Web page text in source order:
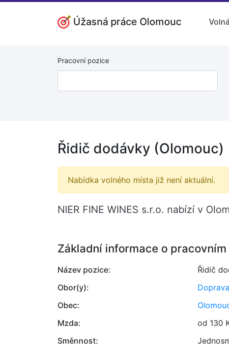
Úžasná práce Olomouc
Pracovní pozice
Řidič dodávky (Olomouc)
Nabídka volného místa již není aktuální.
NIER FINE WINES s.r.o. nabízí v
Základní informace o
Název pozice:
Řidič
Obor(y):
Doprava
Obec:
Mzda:
od 130
Směnnost: